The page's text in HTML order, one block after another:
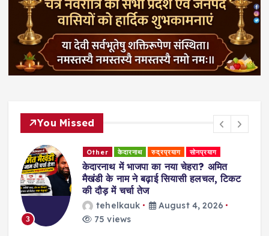
You Missed
3
Other केदारनाथ रुद्रप्रयाग सोनप्रयाग
केदारनाथ में भाजपा का नया चेहरा? अमित
मैखंडी के नाम ने बढ़ाई सियासी हलचल, टिकट
की दौड़ में चर्चा तेज
tehelkauk
August 4, 2026
75 views